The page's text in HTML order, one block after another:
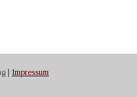
| Impressum